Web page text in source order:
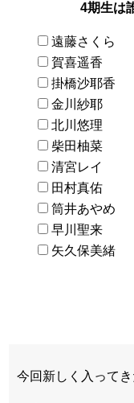
4期生は
遠藤さくら
賀喜遥香
掛橋沙耶香
金川紗耶
北川悠理
柴田柚菜
清宮レイ
田村真佑
筒井あやめ
早川聖来
矢久保美緒
今回新しく入って